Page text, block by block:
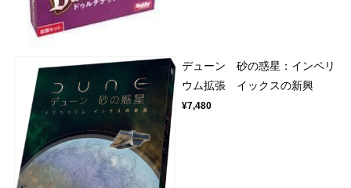
デューン 砂の惑星：インペリ
ウム拡張 イックスの新興
¥7,480